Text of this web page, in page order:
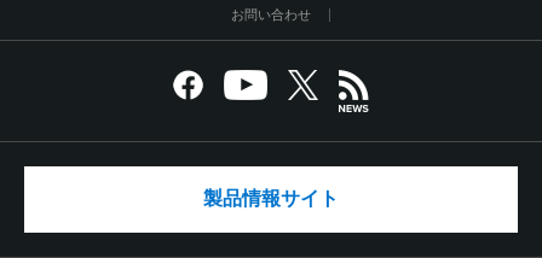
お問い合わせ
製品情報サイト